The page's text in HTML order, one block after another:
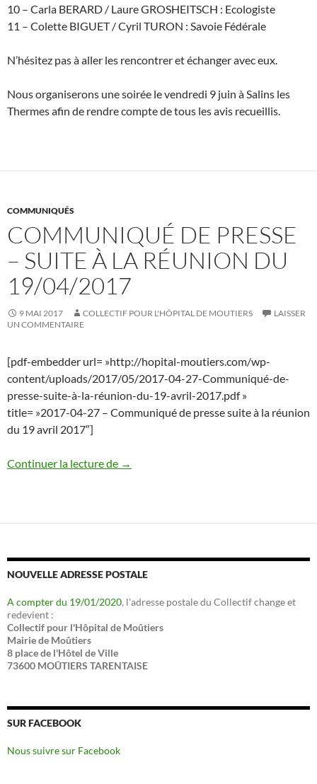
10 – Carla BERARD / Laure GROSHEITSCH : Ecologiste
11 – Colette BIGUET / Cyril TURON : Savoie Fédérale
N’hésitez pas à aller les rencontrer et échanger avec eux.
Nous organiserons une soirée le vendredi 9 juin à Salins les
Thermes afin de rendre compte de tous les avis recueillis.
COMMUNIQUÉS
COMMUNIQUÉ DE PRESSE
– SUITE À LA RÉUNION DU
19/04/2017
9 MAI 2017 COLLECTIF POUR L'HÔPITAL DE MOUTIERS
LAISSER
UN COMMENTAIRE
[pdf-embedder url= »http://hopital-moutiers.com/wp-
content/uploads/2017/05/2017-04-27-Communiqué-de-
presse-suite-à-la-réunion-du-19-avril-2017.pdf »
title= »2017-04-27 – Communiqué de presse suite à la réunion
du 19 avril 2017″]
Continuer la lecture de Communiqué de presse – Suite à la
→
NOUVELLE ADRESSE POSTALE
A compter du 19/01/2020, l'adresse postale du Collectif change et
redevient :
Collectif pour l'Hôpital de Moûtiers
Mairie de Moûtiers
8 place de l'Hôtel de Ville
73600 MOÛTIERS TARENTAISE
SUR FACEBOOK
Nous suivre sur Facebook